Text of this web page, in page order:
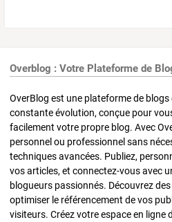
Overblog : Votre Plateforme de
OverBlog est une plateforme de blogs
constante évolution, conçue pour
facilement votre propre blog. Avec
personnel ou professionnel sans
techniques avancées. Publiez,
vos articles, et connectez-vous avec
blogueurs passionnés. Découvrez
optimiser le référencement de vos
visiteurs. Créez votre espace en ligne